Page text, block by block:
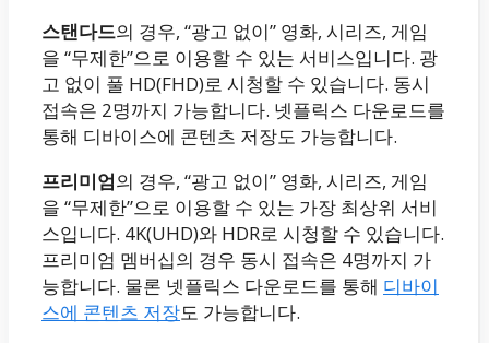
스탠다드의 경우, “광고 없이” 영화, 시리즈, 게임
을 “무제한”으로 이용할 수 있는 서비스입니다. 광
고 없이 풀 HD(FHD)로 시청할 수 있습니다. 동시
접속은 2명까지 가능합니다. 넷플릭스 다운로드를
통해 디바이스에 콘텐츠 저장도 가능합니다.
프리미엄의 경우, “광고 없이” 영화, 시리즈, 게임
을 “무제한”으로 이용할 수 있는 가장 최상위 서비
스입니다. 4K(UHD)와 HDR로 시청할 수 있습니다.
프리미엄 멤버십의 경우 동시 접속은 4명까지 가
능합니다. 물론 넷플릭스 다운로드를 통해 디바이
스에 콘텐츠 저장도 가능합니다.